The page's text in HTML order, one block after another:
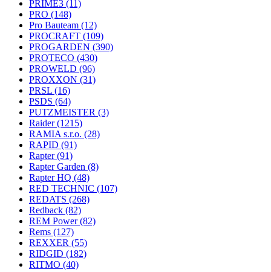
PRIME3 (11)
PRO (148)
Pro Bauteam (12)
PROCRAFT (109)
PROGARDEN (390)
PROTECO (430)
PROWELD (96)
PROXXON (31)
PRSL (16)
PSDS (64)
PUTZMEISTER (3)
Raider(1215)
RAMIA s.r.o. (28)
RAPID (91)
Rapter(91)
Rapter Garden (8)
Rapter HQ (48)
RED TECHNIC (107)
REDATS (268)
Redback (82)
REM Power(82)
Rems (127)
REXXER (55)
RIDGID (182)
RITMO (40)